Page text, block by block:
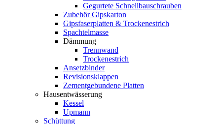
Gegurtete Schnellbauschrauben
Zubehör Gipskarton
Gipsfaserplatten & Trockenestrich
Spachtelmasse
Dämmung
Trennwand
Trockenestrich
Ansetzbinder
Revisionsklappen
Zementgebundene Platten
Hausentwässerung
Kessel
Upmann
Schüttung